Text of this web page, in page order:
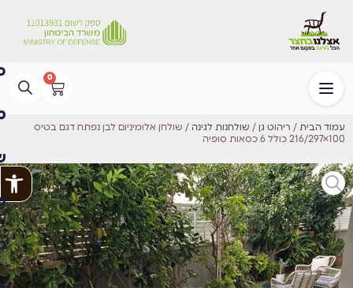
0
עמוד הבית / ריהוט גן / שולחנות לגינה
/ ⁦שולחן אלומיניום לבן נפתח דגם בטיס
100×216/297 כולל 6 כסאות סופיה